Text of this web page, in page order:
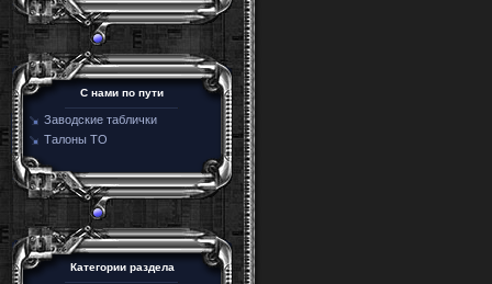
C нами по пути
Заводские таблички
Талоны ТО
Категории раздела